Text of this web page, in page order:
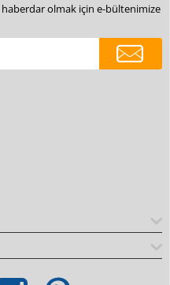
olmak için e-bültenimize